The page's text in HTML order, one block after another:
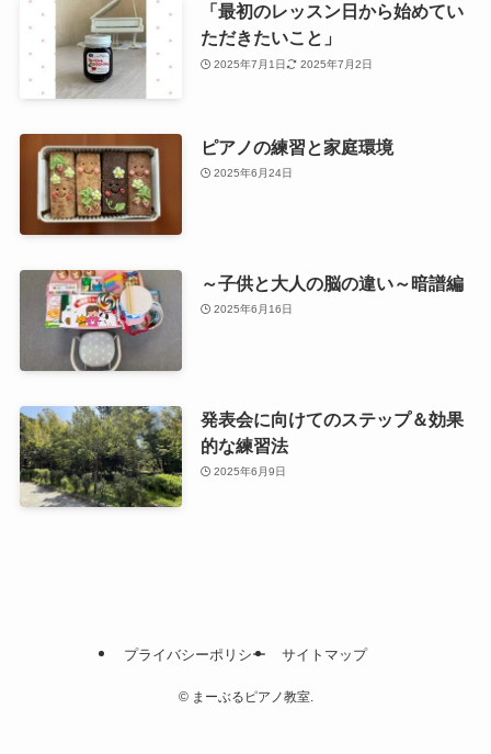
「最初のレッスン日から始めてい
ただきたいこと」
2025年7月1日 2025年7月2日
ピアノの練習と家庭環境
2025年6月24日
～子供と大人の脳の違い～暗譜編
2025年6月16日
発表会に向けてのステップ＆効果
的な練習法
2025年6月9日
プライバシーポリシー サイトマップ
©まーぶるピアノ教室.